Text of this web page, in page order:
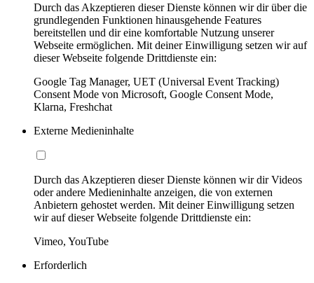
Durch das Akzeptieren dieser Dienste können wir dir über die
grundlegenden Funktionen hinausgehende Features
bereitstellen und dir eine komfortable Nutzung unserer
Webseite ermöglichen. Mit deiner Einwilligung setzen wir auf
dieser Webseite folgende Drittdienste ein:
Google Tag Manager, UET (Universal Event Tracking)
Consent Mode von Microsoft, Google Consent Mode,
Klarna, Freshchat
Externe Medieninhalte
Durch das Akzeptieren dieser Dienste können wir dir Videos
oder andere Medieninhalte anzeigen, die von externen
Anbietern gehostet werden. Mit deiner Einwilligung setzen
wir auf dieser Webseite folgende Drittdienste ein:
Vimeo, YouTube
Erforderlich